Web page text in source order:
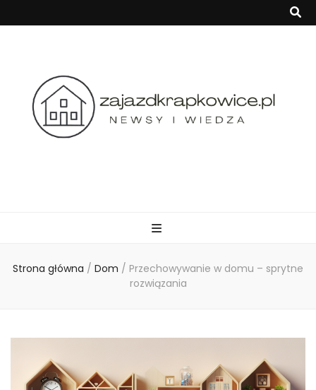
Strona główna / Dom / Przechowywanie w domu – sprytne
rozwiązania